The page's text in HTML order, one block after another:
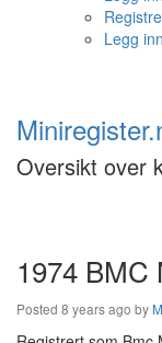
Legg
Oversikt over
1974 BMC
Posted 8 years ago by